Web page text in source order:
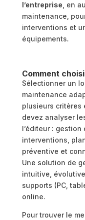
l’entreprise , en
maintenance,
interventions et
équipements.
Comment
Sélectionner un
maintenance
plusieurs critères
devez analyser
l’éditeur :
interventions,
préventive et
Une solution de
intuitive,
supports (PC,
online.
Pour trouver le